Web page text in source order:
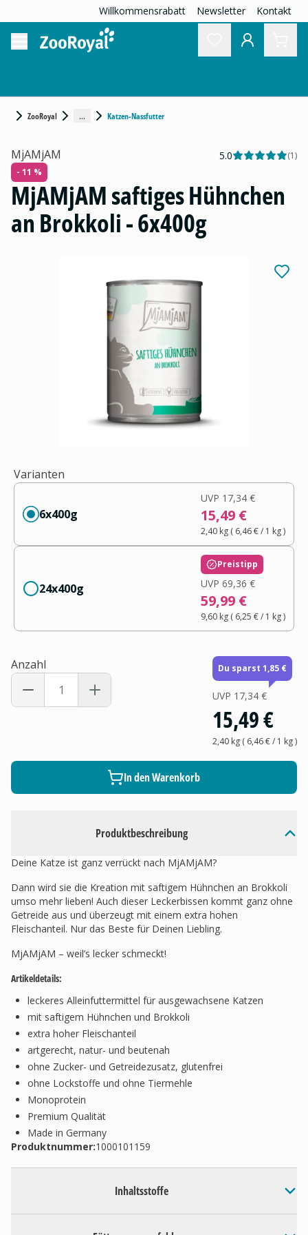
Willkommensrabatt Newsletter Kontakt
ZooRoyal ... Katzen-Nassfutter
Produktbeschreibung
Deine Katze ist ganz verrückt nach MjAMjAM?
Dann wird sie die Kreation mit saftigem Hühnchen an Brokkoli
umso mehr lieben! Auch dieser Leckerbissen kommt ganz ohne
Getreide aus und überzeugt mit einem extra hohen
Fleischanteil. Nur das Beste für Deinen Liebling.
MjAMjAM – weil’s lecker schmeckt!
Artikeldetails:
leckeres Alleinfuttermittel für ausgewachsene Katzen
mit saftigem Hühnchen und Brokkoli
extra hoher Fleischanteil
artgerecht, natur- und beutenah
ohne Zucker- und Getreidezusatz, glutenfrei
ohne Lockstoffe und ohne Tiermehle
Monoprotein
Premium Qualität
Made in Germany
Produktnummer:1000101159
Inhaltsstoffe
MjAMjAM 5.0 (1)
- 11 %
MjAMjAM saftiges Hühnchen
an Brokkoli - 6x400g
Varianten
6x400g
UVP 17,34 €
15,49 €
2,40 kg( 6,46 €/ 1 kg)
24x400g
Preistipp
UVP 69,36 €
59,99 €
9,60 kg( 6,25 €/ 1 kg)
Anzahl Du sparst 1,85 €
UVP 17,34 €
15,49 €
2,40 kg( 6,46 €/ 1 kg)
In den Warenkorb